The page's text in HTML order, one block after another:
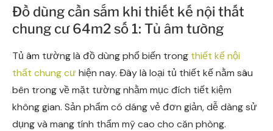
Đồ dùng cần sắm khi thiết kế nội thất
chung cư 64m2 số 1: Tủ âm tường
Tủ âm tường là đồ dùng phổ biến trong thiết kế nội
thất chung cưhiện nay. Đây là loại tủ thiết kế nằm sâu
bên trong về mặt tường nhằm mục đích tiết kiệm
không gian. Sản phẩm có dáng vẻ đơn giản, dễ dàng sử
dụng và mang tính thẩm mỹ cao cho căn phòng.